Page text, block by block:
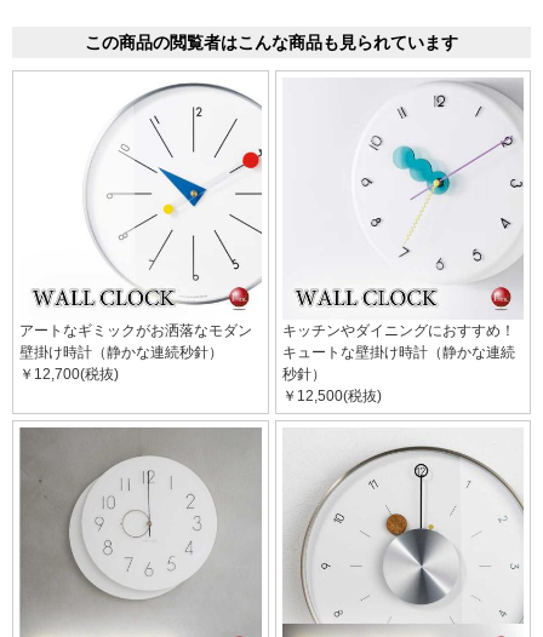
この商品の閲覧者はこんな商品も見られています
アートなギミックがお洒落なモダン
壁掛け時計（静かな連続秒針）
￥12,700(税抜)
キッチンやダイニングにおすすめ！
キュートな壁掛け時計（静かな連続
秒針）
￥12,500(税抜)